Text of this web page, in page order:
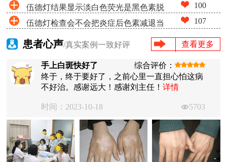
伍德灯结果显示淡白色荧光是黑色素脱
失很少吗
100
伍德灯检查会不会把炎症后色素减退当
成白癜风
107
患者心声/真实案例一致好评 查看更多
手上白斑快好了
综合评价：
终于，终于要好了，之前心里一直担心怕这病
不好治。感谢远大！感谢刘主任！详情
时间：2023-10-18 5703